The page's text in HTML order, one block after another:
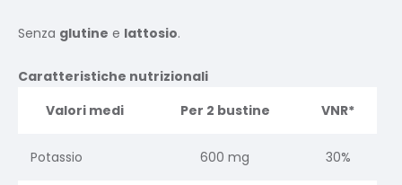
Senza glutine e lattosio.
Caratteristiche nutrizionali
Valori medi
Per 2 bustine VNR*
Potassio 600 mg 30%